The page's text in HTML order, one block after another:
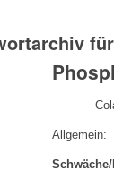
Cola
Allgemein: